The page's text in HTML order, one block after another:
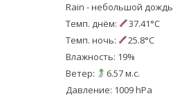
Rain - небольшой дождь
Темп. днём:
37.41°C
Темп. ночь:
25.8°C
Влажность: 19%
Ветер:
6.57 м.с.
Давление: 1009 hPa